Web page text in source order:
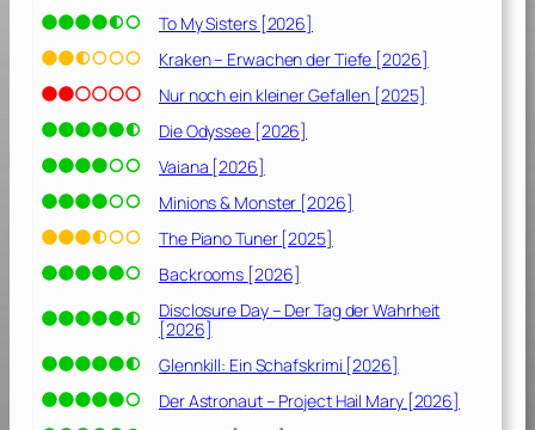
To My Sisters [2026]
Kraken – Erwachen der Tiefe [2026]
Nur noch ein kleiner Gefallen [2025]
Die Odyssee [2026]
Vaiana [2026]
Minions & Monster [2026]
The Piano Tuner [2025]
Backrooms [2026]
Disclosure Day – Der Tag der Wahrheit
[2026]
Glennkill: Ein Schafskrimi [2026]
Der Astronaut – Project Hail Mary [2026]